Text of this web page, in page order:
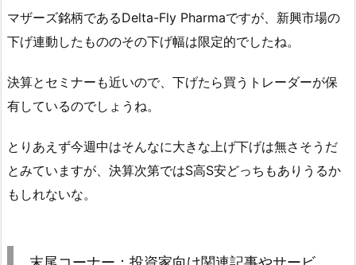
マザーズ銘柄であるDelta-Fly Pharmaですが、新興市場の
下げ連動したもののその下げ幅は限定的でしたね。
決算とセミナーも近いので、下げたら買うトレーダーが保
有しているのでしょうね。
とりあえず今週中はそんなに大きな上げ下げは無さそうだ
とみていますが、決算次第ではS高S安どっちもありうるか
もしれないな。